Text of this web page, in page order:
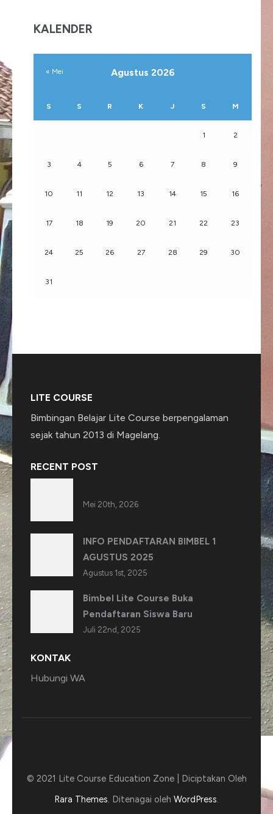
KALENDER
Agustus 2026
S S R K J S M
1 2
3 4 5 6 7 8 9
10 11 12 13 14 15 16
17 18 19 20 21 22 23
24 25 26 27 28 29 30
31
« Mei
LITE COURSE
Bimbingan Belajar Lite Course berpengalaman
sejak tahun 2013 di Magelang.
RECENT POST
Mei 20th, 2026
INFO PENDAFTARAN BIMBEL 1
AGUSTUS 2025
Agustus 1st, 2025
Bimbel Lite Course Buka
Pendaftaran Siswa Baru
Juli 22nd, 2025
KONTAK
Hubungi WA
© 2021 Lite Course Education Zone | Diciptakan Oleh
Rara Themes. Ditenagai oleh WordPress.